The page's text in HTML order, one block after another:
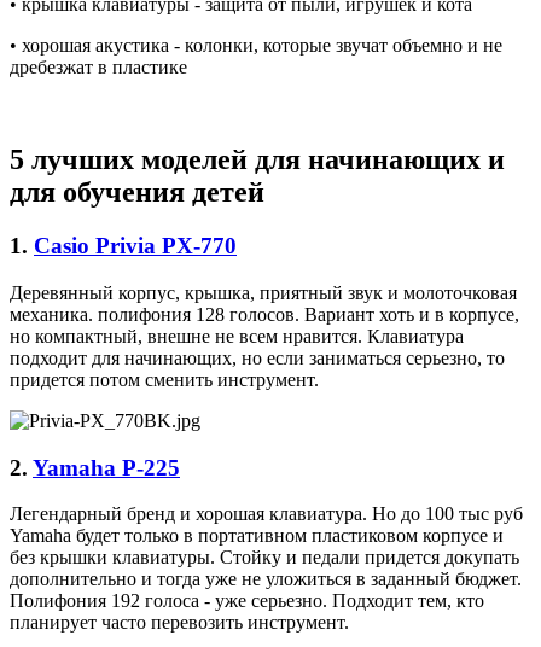
• крышка клавиатуры - защита от пыли, игрушек и кота
• хорошая акустика - колонки, которые звучат объемно и не
дребезжат в пластике
5 лучших моделей для начинающих и
для обучения детей
1. Casio Privia PX-770
Деревянный корпус, крышка, приятный звук и молоточковая
механика. полифония 128 голосов. Вариант хоть и в корпусе,
но компактный, внешне не всем нравится. Клавиатура
подходит для начинающих, но если заниматься серьезно, то
придется потом сменить инструмент.
2. Yamaha P-225
Легендарный бренд и хорошая клавиатура. Но до 100 тыс руб
Yamaha будет только в портативном пластиковом корпусе и
без крышки клавиатуры. Стойку и педали придется докупать
дополнительно и тогда уже не уложиться в заданный бюджет.
Полифония 192 голоса - уже серьезно. Подходит тем, кто
планирует часто перевозить инструмент.